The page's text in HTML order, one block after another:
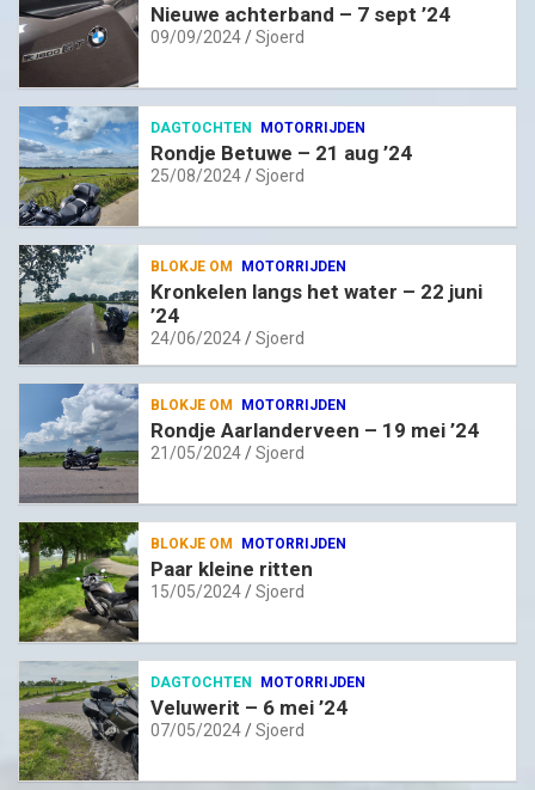
Nieuwe achterband – 7 sept ’24
09/09/2024 Sjoerd
DAGTOCHTEN MOTORRIJDEN
Rondje Betuwe – 21 aug ’24
25/08/2024 Sjoerd
BLOKJE OM MOTORRIJDEN
Kronkelen langs het water – 22 juni
’24
24/06/2024 Sjoerd
BLOKJE OM MOTORRIJDEN
Rondje Aarlanderveen – 19 mei ’24
21/05/2024 Sjoerd
BLOKJE OM MOTORRIJDEN
Paar kleine ritten
15/05/2024 Sjoerd
DAGTOCHTEN MOTORRIJDEN
Veluwerit – 6 mei ’24
07/05/2024 Sjoerd